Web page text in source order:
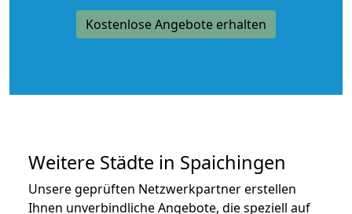
Kostenlose Angebote erhalten
Weitere Städte in Spaichingen
Unsere geprüften Netzwerkpartner erstellen
Ihnen unverbindliche Angebote, die speziell auf